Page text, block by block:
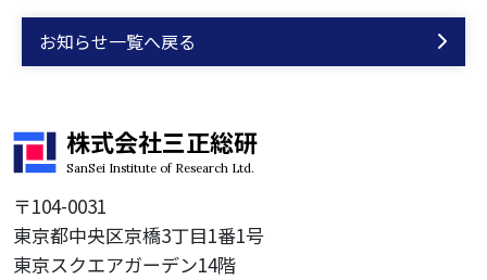
お知らせ一覧へ戻る
株式会社三正総研
SanSei Institute of Research Ltd.
〒104-0031
東京都中央区京橋3丁目1番1号
東京スクエアガーデン14階